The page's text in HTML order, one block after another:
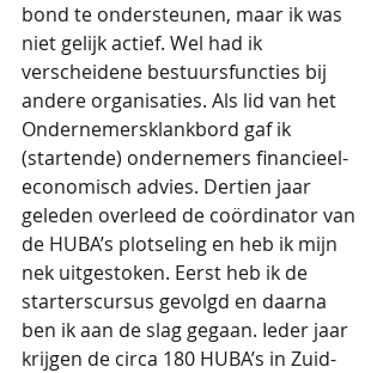
bond te ondersteunen, maar ik was
niet gelijk actief. Wel had ik
verscheidene bestuursfuncties bij
andere organisaties. Als lid van het
Ondernemersklankbord gaf ik
(startende) ondernemers financieel-
economisch advies. Dertien jaar
geleden overleed de coördinator van
de HUBA’s plotseling en heb ik mijn
nek uitgestoken. Eerst heb ik de
starterscursus gevolgd en daarna
ben ik aan de slag gegaan. Ieder jaar
krijgen de circa 180 HUBA’s in Zuid-